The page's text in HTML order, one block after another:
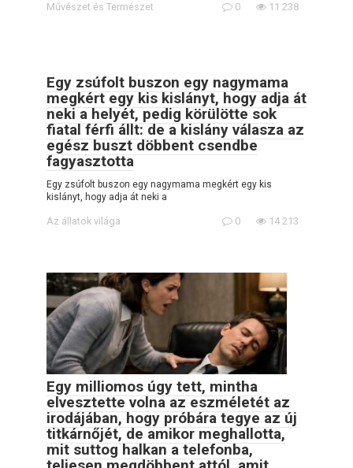
Művészet és Természet 0 11 238
Egy zsúfolt buszon egy nagymama
megkért egy kis kislányt, hogy adja át
neki a helyét, pedig körülötte sok
fiatal férfi állt: de a kislány válasza az
egész buszt döbbent csendbe
fagyasztotta
Egy zsúfolt buszon egy nagymama megkért egy kis
kislányt, hogy adja át neki a
Az állatok világa 0 14 213
Egy milliomos úgy tett, mintha
elvesztette volna az eszméletét az
irodájában, hogy próbára tegye az új
titkárnőjét, de amikor meghallotta,
mit suttog halkan a telefonba,